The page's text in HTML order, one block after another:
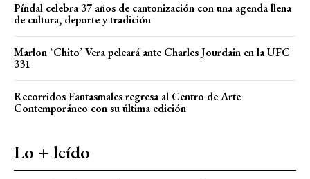
Píndal celebra 37 años de cantonización con una agenda llena
de cultura, deporte y tradición
Marlon ‘Chito’ Vera peleará ante Charles Jourdain en la UFC
331
Recorridos Fantasmales regresa al Centro de Arte
Contemporáneo con su última edición
Lo + leído